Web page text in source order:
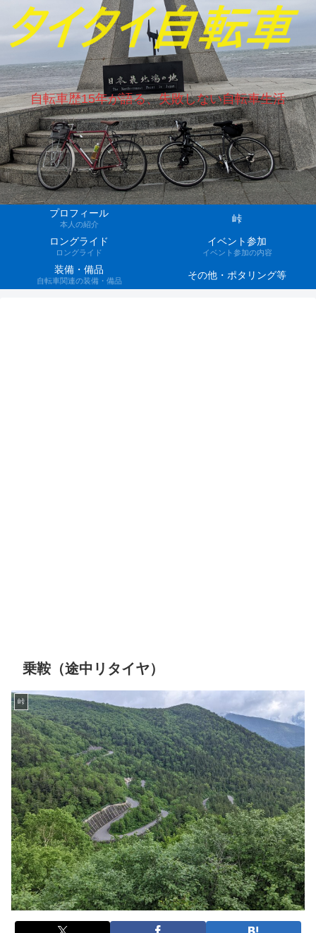
自転車歴15年が語る、失敗しない自転車生活
プロフィール
本人の紹介
峠
ロングライド
ロングライド
イベント参加
イベント参加の内容
装備・備品
自転車関連の装備・備品 その他・ポタリング等
乗鞍（途中リタイヤ）
峠